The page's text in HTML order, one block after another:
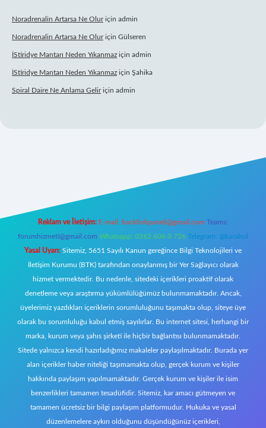
Noradrenalin Artarsa Ne Oluriçin admin
Noradrenalin Artarsa Ne Oluriçin Gülseren
İStiridye Mantarı Neden Yıkanmaz için admin
İStiridye Mantarı Neden Yıkanmaz için Şahika
Spiral Daire Ne Anlama Geliriçin admin
Reklam ve İletişim: E-mail: backlinkpaneli@gmail.com Teams:
forumhizmeti@gmail.com Whatsapp: 0262 606 0 726 Telegram: @karabul
Yasal Uyarı: Sitemiz, 5651 Sayılı Kanun gereğince Bilgi Teknolojileri ve
İletişim Kurumu (BTK) tarafından onaylanmış bir Yer Sağlayıcı olarak
hizmet vermektedir. Bu nedenle, sitedeki içerikleri proaktif olarak
denetleme veya araştırma yükümlülüğümüz bulunmamaktadır. Ancak,
üyelerimiz yazdıkları içeriklerin sorumluluğunu taşımakta olup, siteye üye
olarak bu sorumluluğu kabul etmiş sayılırlar. Bu internet sitesi, herhangi bir
marka, kurum veya şahıs şirketi ile hiçbir bağlantısı bulunmamaktadır.
Sitede yalnızca kendi hazırladığımız makaleler paylaşılmaktadır. Burada yer
alan içerikler haber niteliği taşımamakta olup, gerçek kurum ve kişiler
hakkında paylaşım yapılmamaktadır. Gerçek kurum ve kişiler ile isim
benzerlikleri tamamen tesadüfidir. Sitemiz, kar amacı gütmeyen ve
tamamen ücretsiz bir bilgi paylaşım platformudur. Hukuka ve yasal
düzenlemelere aykırı olduğunu düşündüğünüz içerikleri,